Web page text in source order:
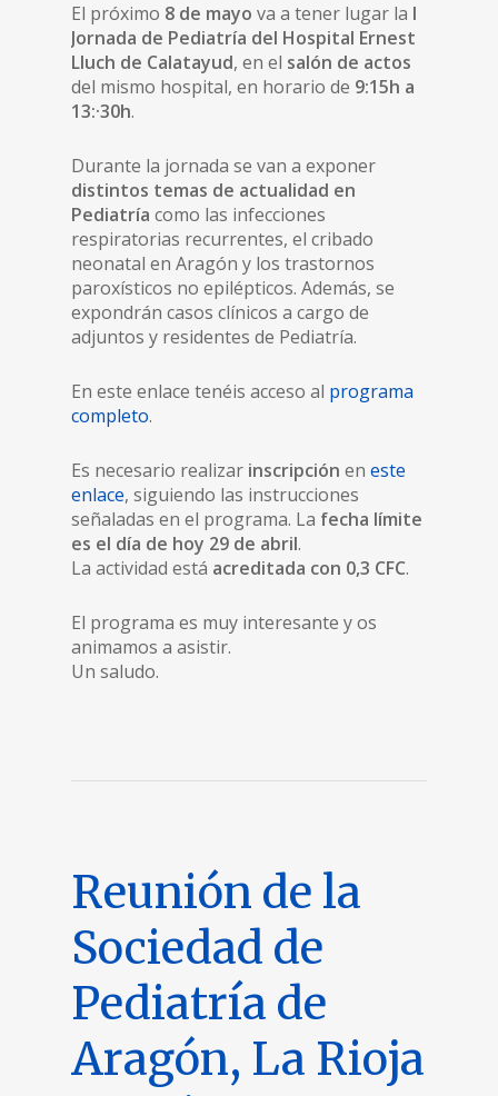
El próximo 8 de mayo va a tener lugar la I
Jornada de Pediatría del Hospital Ernest
Lluch de Calatayud, en el salón de actos
del mismo hospital, en horario de 9:15h a
13:·30h.
Durante la jornada se van a exponer
distintos temas de actualidad en
Pediatría como las infecciones
respiratorias recurrentes, el cribado
neonatal en Aragón y los trastornos
paroxísticos no epilépticos. Además, se
expondrán casos clínicos a cargo de
adjuntos y residentes de Pediatría.
En este enlace tenéis acceso al programa
completo.
Es necesario realizar inscripción eneste
enlace, siguiendo las instrucciones
señaladas en el programa. La fecha límite
es el día de hoy 29 de abril.
La actividad está acreditada con 0,3 CFC.
El programa es muy interesante y os
animamos a asistir.
Un saludo.
Reunión de la
Sociedad de
Pediatría de
Aragón, La Rioja